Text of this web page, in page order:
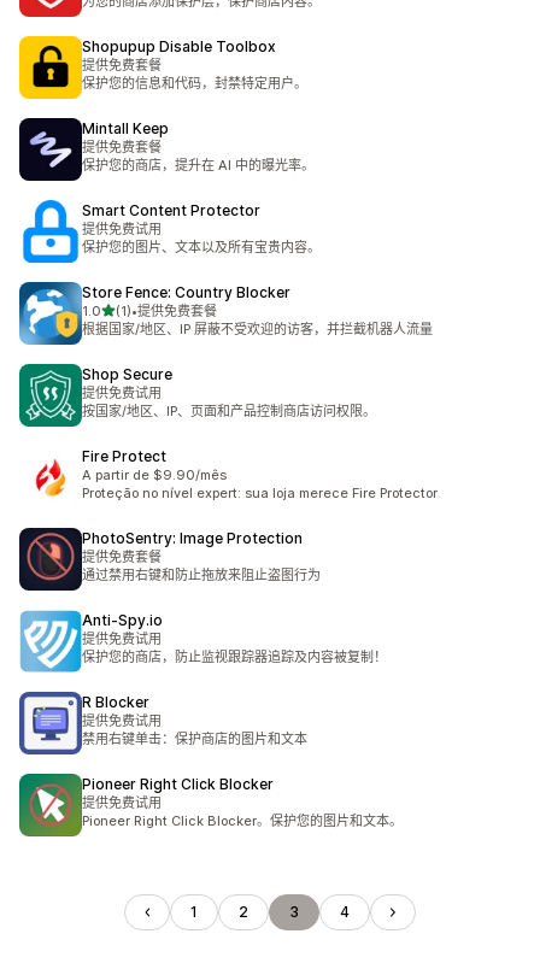
Shopupup Disable Toolbox
提供免费套餐
保护您的信息和代码，封禁特定用户。
Mintall Keep
提供免费套餐
保护您的商店，提升在 AI 中的曝光率。
Smart Content Protector
提供免费试用
保护您的图片、文本以及所有宝贵内容。
Store Fence: Country Blocker
1.0星（满分 5 星）
(1)
总共 1 条评论
•提供免费套餐
根据国家/地区、IP 屏蔽不受欢迎的访客，并拦截机器人流量
Shop Secure
提供免费试用
按国家/地区、IP、页面和产品控制商店访问权限。
Fire Protect
A partir de $9.90/mês
Proteção no nível expert: sua loja merece Fire Protector
PhotoSentry: Image Protection
提供免费套餐
通过禁用右键和防止拖放来阻止盗图行为
Anti‑Spy.io
提供免费试用
保护您的商店，防止监视跟踪器追踪及内容被复制！
R Blocker
提供免费试用
禁用右键单击：保护商店的图片和文本
Pioneer Right Click Blocker
提供免费试用
Pioneer Right Click Blocker。保护您的图片和文本。
1 2 3 4